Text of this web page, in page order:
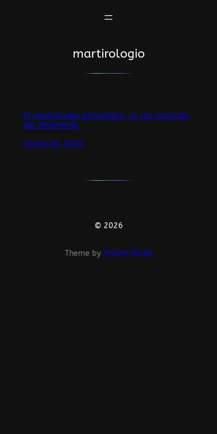
martirologio
El martirologio periodistíco, la voz acallada
del informante
marzo 26, 2016
© 2026
Theme by Anders Norén